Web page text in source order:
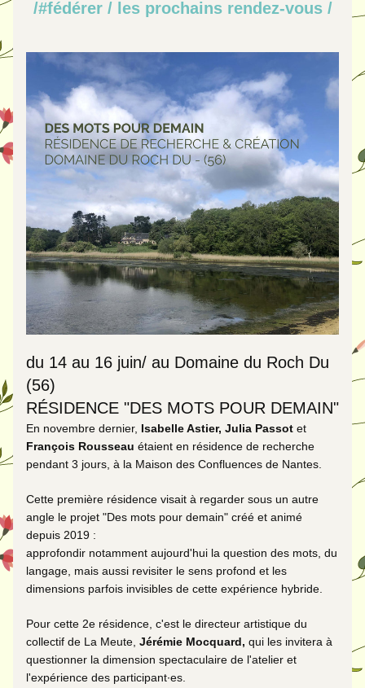
/#fédérer / les prochains rendez-vous /
du 14 au 16 juin/ au Domaine du Roch Du
(56)
En novembre dernier, Isabelle Astier, Julia Passot
François Rousseau étaient en résidence de recherche
pendant 3 jours, à la Maison des Confluences de Nantes.
Cette première résidence visait à regarder sous un autre
angle le projet "Des mots pour demain" créé et animé
depuis 2019 :
approfondir notamment aujourd'hui la question des mots, du
langage, mais aussi revisiter le sens profond et les
dimensions parfois invisibles de cette expérience hybride.
Pour cette 2e résidence, c'est le directeur artistique du
collectif de La Meute, Jérémie Mocquard, qui les invitera à
questionner la dimension spectaculaire de l'atelier et
l'expérience des participant·es.